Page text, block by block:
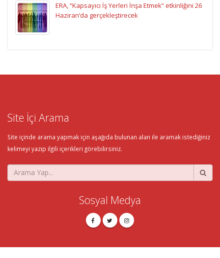
ERA, “Kapsayıcı İş Yerleri İnşa Etmek” etkinliğini 26
Haziran’da gerçekleştirecek
Site İçi Arama
Site içinde arama yapmak için aşağıda bulunan alan ile aramak istediğiniz
kelimeyi yazıp ilgili içerikleri görebilirsiniz.
Sosyal Medya